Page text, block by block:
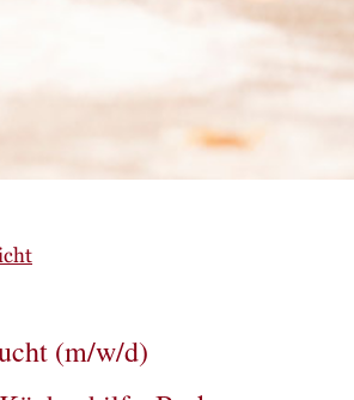
(m/w/d)